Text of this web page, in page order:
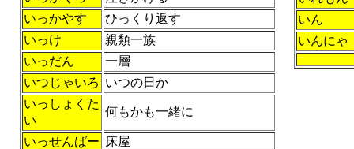
いっかやす
ひっくり返す
いっけ
親類一族
いっだん
一層
いつじゃいろ いつの日か
いっしょくた
い
何もかも一緒に
いっせんばー 床屋
いん
いんにゃ